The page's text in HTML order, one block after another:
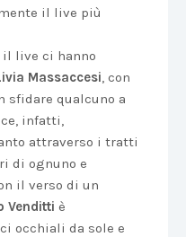
il live più
live ci hanno
Massaccesi, con
sfidare qualcuno a
infatti,
attraverso i tratti
di ognuno e
il verso di un
Venditti è
occhiali da sole e